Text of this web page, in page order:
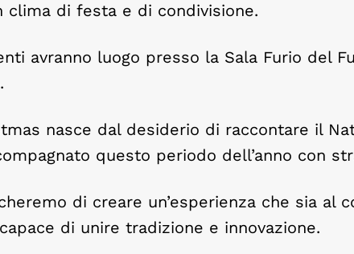
clima di festa e di condivisione.
avranno luogo presso la Sala Furio del
nasce dal desiderio di raccontare il
questo periodo dell’anno con
di creare un’esperienza che sia al
di unire tradizione e innovazione.